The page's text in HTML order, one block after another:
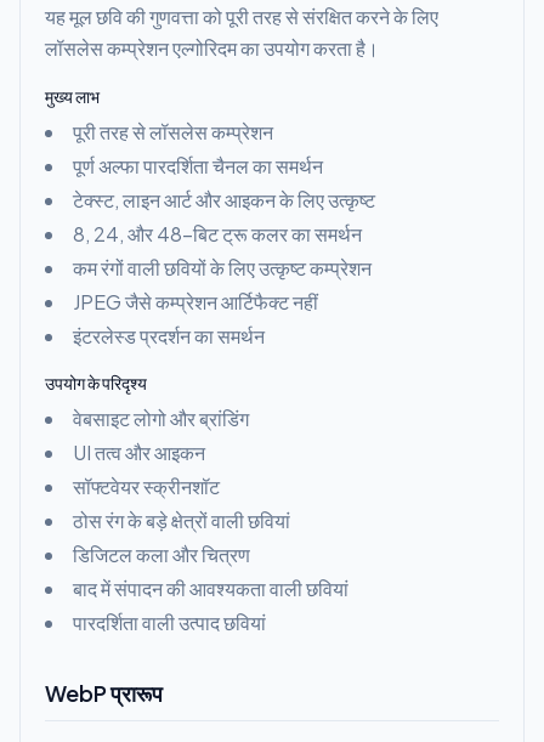
यह मूल छवि की गुणवत्ता को पूरी तरह से संरक्षित करने के लिए
लॉसलेस कम्प्रेशन एल्गोरिदम का उपयोग करता है।
मुख्य लाभ
पूरी तरह से लॉसलेस कम्प्रेशन
पूर्ण अल्फा पारदर्शिता चैनल का समर्थन
टेक्स्ट, लाइन आर्ट और आइकन के लिए उत्कृष्ट
8, 24, और 48-बिट ट्रू कलर का समर्थन
कम रंगों वाली छवियों के लिए उत्कृष्ट कम्प्रेशन
JPEG जैसे कम्प्रेशन आर्टिफैक्ट नहीं
इंटरलेस्ड प्रदर्शन का समर्थन
उपयोग के परिदृश्य
वेबसाइट लोगो और ब्रांडिंग
UI तत्व और आइकन
सॉफ्टवेयर स्क्रीनशॉट
ठोस रंग के बड़े क्षेत्रों वाली छवियां
डिजिटल कला और चित्रण
बाद में संपादन की आवश्यकता वाली छवियां
पारदर्शिता वाली उत्पाद छवियां
WebP प्रारूप